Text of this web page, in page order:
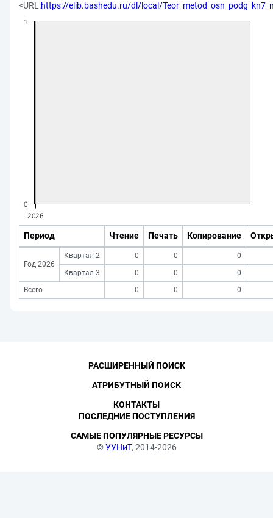
<URL:https://elib.bashedu.ru/dl/local/
Период Чтение Печать Копирование
Год 2026
Квартал 2 0 0
0
Квартал 3
0 0
0
Всего
0 0 0
©УУНиТ, 2014-2026
РАСШИРЕННЫЙ ПОИСК
АТРИБУТНЫЙ ПОИСК
КОНТАКТЫ
ПОСЛЕДНИЕ ПОСТУПЛЕНИЯ
САМЫЕ ПОПУЛЯРНЫЕ РЕСУРСЫ